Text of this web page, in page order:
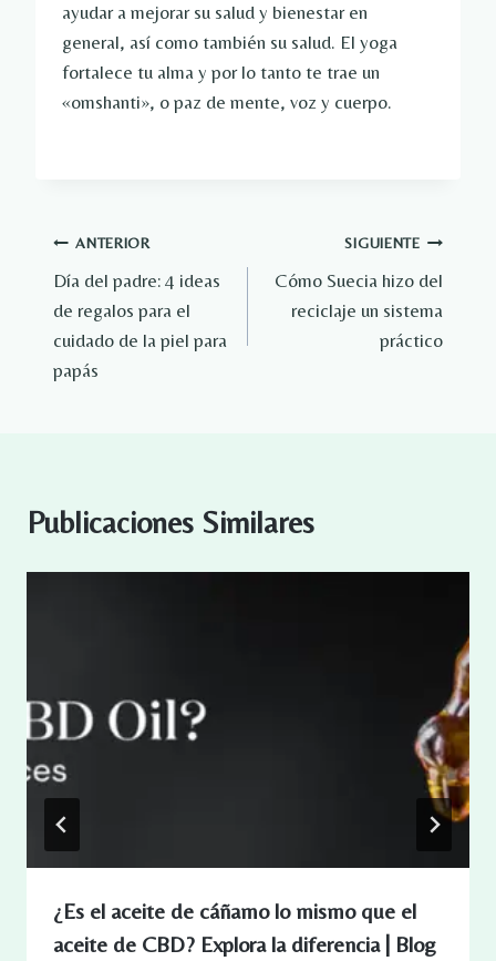
ayudar a mejorar su salud y bienestar en
general, así como también su salud. El yoga
fortalece tu alma y por lo tanto te trae un
«omshanti», o paz de mente, voz y cuerpo.
Navegación
de
entradas
ANTERIOR
Día del padre: 4 ideas
de regalos para el
cuidado de la piel para
papás
SIGUIENTE
Cómo Suecia hizo del
reciclaje un sistema
práctico
Publicaciones Similares
¿Es el aceite de cáñamo lo mismo que el
aceite de CBD? Explora la diferencia | Blog